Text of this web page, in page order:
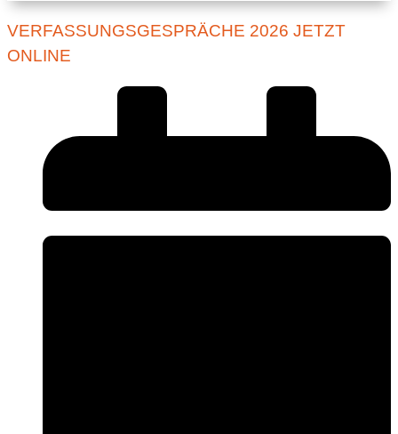
VERFASSUNGSGESPRÄCHE 2026 JETZT
ONLINE